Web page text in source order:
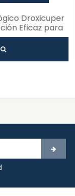
Droxicuper
Eficaz para
y Frutales